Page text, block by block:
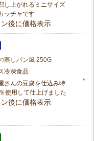
し上がれるミニサイズ
ッチャです
ン後に価格表示
蒸しパン風 250G
冷凍食品
さんの豆腐を仕込み時
使用して仕上げました
ン後に価格表示